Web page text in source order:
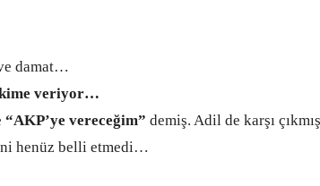
damat…
kime veriyor…
“AKP’ye vereceğim” demiş. Adil de karşı
henüz belli etmedi…